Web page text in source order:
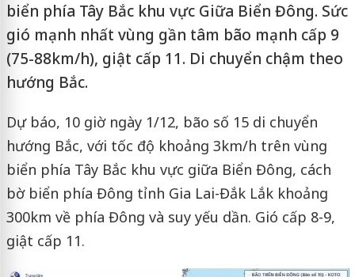
biển phía Tây Bắc khu vực Giữa Biển Đông. Sức
gió mạnh nhất vùng gần tâm bão mạnh cấp 9
(75-88km/h), giật cấp 11. Di chuyển chậm theo
hướng Bắc.
Dự báo, 10 giờ ngày 1/12, bão số 15 di chuyển
hướng Bắc, với tốc độ khoảng 3km/h trên vùng
biển phía Tây Bắc khu vực giữa Biển Đông, cách
bờ biển phía Đông tỉnh Gia Lai-Đắk Lắk khoảng
300km về phía Đông và suy yếu dần. Gió cấp 8-9,
giật cấp 11.